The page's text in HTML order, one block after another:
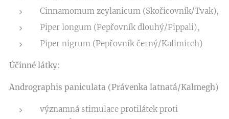
Cinnamomum zeylanicum (Skořicovník/Tvak),
Piper longum (Pepřovník dlouhý/Pippali),
Piper nigrum (Pepřovník černý/Kalimirch)
Účinné látky:
Andrographis paniculata (Právenka latnatá/Kalmegh)
významná stimulace protilátek proti